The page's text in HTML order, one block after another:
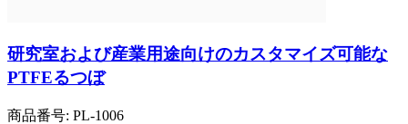
研究室および産業用途向けのカスタマイズ可能な
PTFEるつぼ
商品番号: PL-1006